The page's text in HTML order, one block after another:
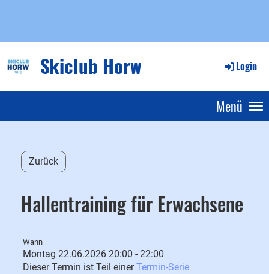
Skiclub Horw Login
Menü
Zurück
Hallentraining für Erwachsene
Wann
Montag 22.06.2026 20:00 - 22:00
Dieser Termin ist Teil einerTermin-Serie